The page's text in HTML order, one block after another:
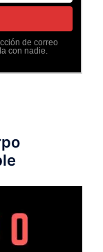
de correo
con nadie.